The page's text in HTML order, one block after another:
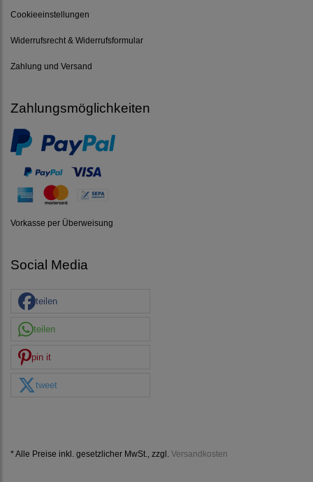
Cookieeinstellungen
Widerrufsrecht & Widerrufsformular
Zahlung und Versand
Zahlungsmöglichkeiten
Vorkasse per Überweisung
Social Media
teilen
teilen
pin it
tweet
* Alle Preise inkl. gesetzlicher MwSt., zzgl. Versandkosten